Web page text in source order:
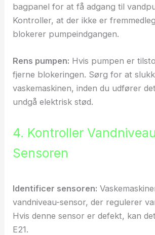
bagpanel for at få adgang til
Kontroller, at der ikke er
blokerer pumpeindgangen.
Rens pumpen: Hvis pumpen er
fjerne blokeringen. Sørg for at
vaskemaskinen, inden du udfører
undgå elektrisk stød.
4. Kontroller
Sensoren
Identificer sensoren:
vandniveau-sensor, der regulerer
Hvis denne sensor er defekt, kan
E21.